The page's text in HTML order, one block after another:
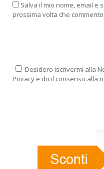
Salva il mio nome, email e
prossima volta che commento.
Desidero iscrivermi alla
Privacy e do il consenso alla